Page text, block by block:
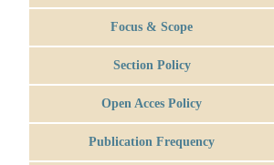
Focus & Scope
Section Policy
Open Acces Policy
Publication Frequency